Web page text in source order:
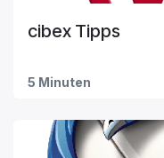
cibex Tipps
5 Minuten